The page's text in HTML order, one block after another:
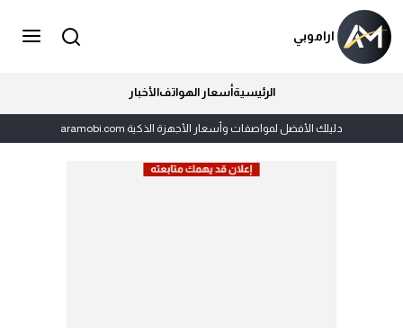
اراموبي
الرئيسيةأسعار الهواتفالأخبار
دليلك الأفضل لمواصفات وأسعار الأجهزة الذكية aramobi.com